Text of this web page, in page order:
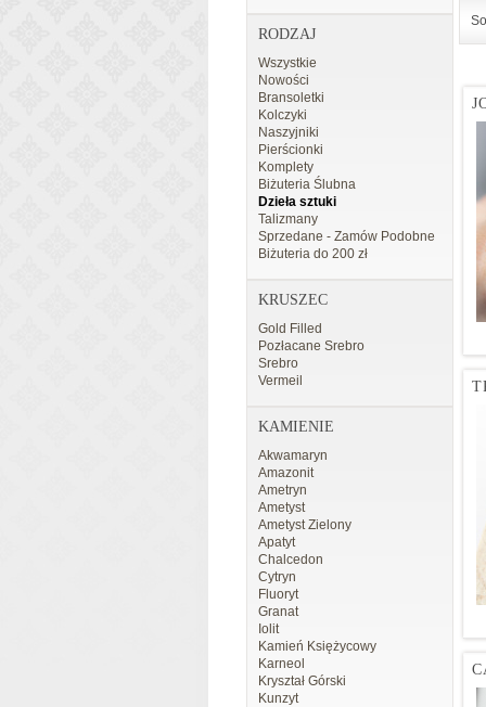
RODZAJ
Wszystkie
Nowości
Bransoletki
Kolczyki
Naszyjniki
Pierścionki
Komplety
Biżuteria Ślubna
Dzieła sztuki
Talizmany
Sprzedane - Zamów Podobne
Biżuteria do 200 zł
KRUSZEC
Gold Filled
Pozłacane Srebro
Srebro
Vermeil
KAMIENIE
Akwamaryn
Amazonit
Ametryn
Ametyst
Ametyst Zielony
Apatyt
Chalcedon
Cytryn
Fluoryt
Granat
Iolit
Kamień Księżycowy
Karneol
Kryształ Górski
Kunzyt